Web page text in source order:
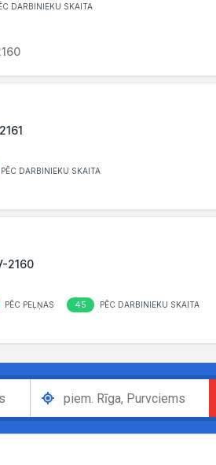
DARBINIEKU SKAITA
PĒC DARBINIEKU SKAITA
2160
PĒC PEĻŅAS 45 PĒC DARBINIEKU SKAITA